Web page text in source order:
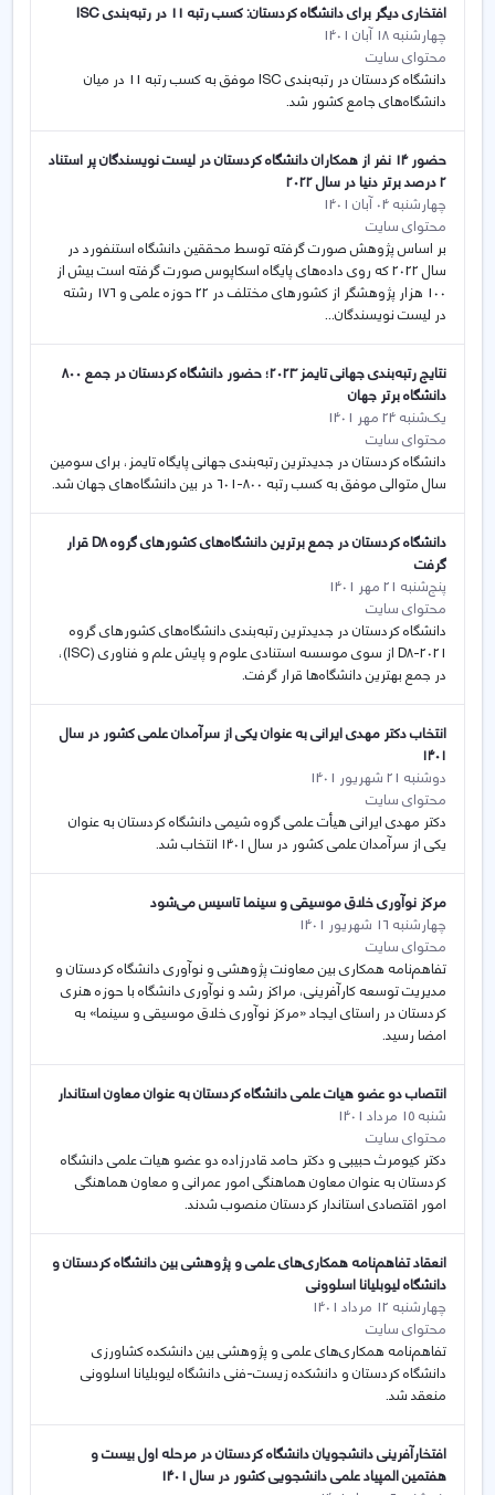
افتخاری دیگر برای دانشگاه کردستان: کسب رتبه 11 در رتبه‌بندی ISC
چهارشنبه 18 آبان 1401
محتوای سایت
دانشگاه کردستان در رتبه‌بندی ISC موفق به کسب رتبه 11 در میان
دانشگاه‌های جامع کشور شد.
حضور 14 نفر از همکاران دانشگاه کردستان در لیست نویسندگان پر استناد
2 درصد برتر دنیا در سال 2022
چهارشنبه 04 آبان 1401
محتوای سایت
بر اساس پژوهش صورت گرفته توسط محققین دانشگاه استنفورد در
سال 2022 که روی داده‌های پایگاه اسکاپوس صورت گرفته است بیش از
100 هزار پژوهشگر از کشورهای مختلف در 22 حوزه علمی و 176 رشته
در لیست نویسندگان...
نتایج رتبه‌بندی جهانی تایمز 2023؛ حضور دانشگاه کردستان در جمع 800
دانشگاه‌ برتر جهان
یک‌شنبه 24 مهر 1401
محتوای سایت
دانشگاه کردستان در جدیدترین رتبه‌بندی جهانی پایگاه تایمز، برای سومین
سال متوالی موفق به کسب رتبه 800-601 در بین دانشگاه‌های جهان شد.
دانشگاه کردستان در جمع برترین دانشگاه‌های کشورهای گروه D8 قرار
گرفت
پنج‌شنبه 21 مهر 1401
محتوای سایت
دانشگاه کردستان در جدیدترین رتبه‌بندی دانشگاه‌های کشورهای گروه
D8-2021 از سوی موسسه استنادی علوم و پایش علم و فناوری (ISC)،
در جمع بهترین دانشگاه‌ها قرار گرفت.
انتخاب دکتر مهدی ایرانی به عنوان یکی از سرآمدان علمی کشور در سال
۱۴۰۱
دوشنبه 21 شهریور 1401
محتوای سایت
دکتر مهدی ایرانی هیأت علمی گروه شیمی دانشگاه کردستان به عنوان
یکی از سرآمدان علمی کشور در سال ۱۴۰۱ انتخاب شد.
مرکز نوآوری خلاق موسیقی و سینما تاسیس می‌شود
چهارشنبه 16 شهریور 1401
محتوای سایت
تفاهم‌نامه همکاری بین معاونت پژوهشی و نوآوری دانشگاه کردستان و
مدیریت توسعه کارآفرینی، مراکز رشد و نوآوری دانشگاه با حوزه هنری
کردستان در راستای ایجاد «مرکز نوآوری خلاق موسیقی و سینما» به
امضا رسید.
انتصاب دو عضو هیات علمی دانشگاه کردستان به عنوان معاون استاندار
شنبه 15 مرداد 1401
محتوای سایت
دکتر کیومرث حبیبی و دکتر حامد قادرزاده دو عضو هیات علمی دانشگاه
کردستان به عنوان معاون هماهنگی امور عمرانی و معاون هماهنگی
امور اقتصادی استاندار کردستان منصوب شدند.
انعقاد تفاهم‌نامه همکاری‌های علمی و پژوهشی بین دانشگاه کردستان و
دانشگاه لیوبلیانا اسلوونی
چهارشنبه 12 مرداد 1401
محتوای سایت
تفاهم‌نامه همکاری‌های علمی و پژوهشی بین دانشکده کشاورزی
دانشگاه کردستان و دانشکده زیست-فنی دانشگاه لیوبلیانا اسلوونی
منعقد شد.
افتخارآفرینی دانشجویان دانشگاه کردستان در مرحله اول بیست و
هفتمین المپیاد علمی دانشجویی کشور در سال 1401